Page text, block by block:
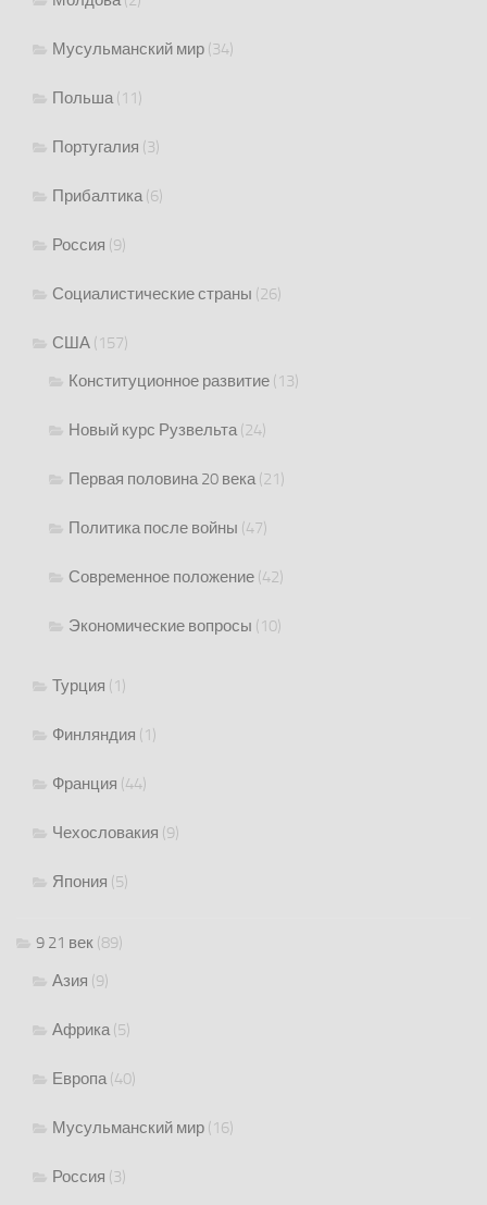
Мусульманский мир (34)
Польша(11)
Португалия (3)
Прибалтика(6)
Россия (9)
Социалистические страны (26)
США (157)
Конституционное развитие (13)
Новый курс Рузвельта(24)
Первая половина 20 века(21)
Политика после войны (47)
Современное положение (42)
Экономические вопросы (10)
Турция (1)
Финляндия (1)
Франция (44)
Чехословакия (9)
Япония (5)
9 21 век (89)
Азия (9)
Африка(5)
Европа(40)
Мусульманский мир (16)
Россия (3)